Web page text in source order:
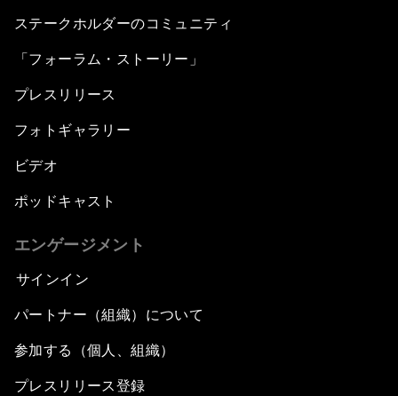
ステークホルダーのコミュニティ
「フォーラム・ストーリー」
プレスリリース
フォトギャラリー
ビデオ
ポッドキャスト
エンゲージメント
サインイン
パートナー（組織）について
参加する（個人、組織）
プレスリリース登録